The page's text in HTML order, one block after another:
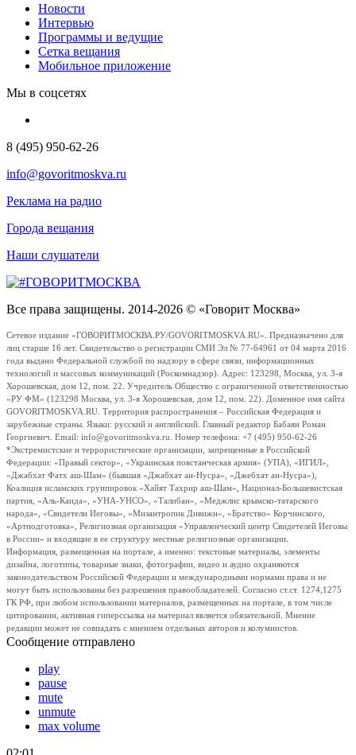
Новости
Интервью
Программы и ведущие
Сетка вещания
Мобильное приложение
Мы в соцсетях
8 (495) 950-62-26
info@govoritmoskva.ru
Реклама на радио
Города вещания
Наши слушатели
Все права защищены. 2014-2026 © «Говорит Москва»
Сетевое издание «ГОВОРИТМОСКВА.РУ/GOVORITMOSKVA.RU». Предназначено для
лиц старше 16 лет. Свидетельство о регистрации СМИ Эл № 77-64961 от 04 марта 2016
года выдано Федеральной службой по надзору в сфере связи, информационных
технологий и массовых коммуникаций (Роскомнадзор). Адрес: 123298, Москва, ул. 3-я
Хорошевская, дом 12, пом. 22. Учредитель Общество с ограниченной ответственностью
«РУ ФМ» (123298 Москва, ул. 3-я Хорошевская, дом 12, пом. 22). Доменное имя сайта
GOVORITMOSKVA.RU. Территория распространения – Российская Федерация и
зарубежные страны. Языки: русский и английский. Главный редактор Бабаян Роман
Георгиевич. Email: info@govoritmoskva.ru. Номер телефона: +7 (495) 950-62-26
*Экстремистские и террористические организации, запрещенные в Российской
Федерации: «Правый сектор», «Украинская повстанческая армия» (УПА), «ИГИЛ»,
«Джабхат Фатх аш-Шам» (бывшая «Джабхат ан-Нусра», «Джебхат ан-Нусра»),
Коалиция исламских группировок «Хайят Тахрир аш-Шам», Национал-Большевистская
партия, «Аль-Каида», «УНА-УНСО», «Талибан», «Меджлис крымско-татарского
народа», «Свидетели Иеговы», «Мизантропик Дивижн», «Братство» Корчинского,
«Артподготовка», Религиозная организация «Управленческий центр Свидетелей Иеговы
в России» и входящие в ее структуру местные религиозные организации.
Информация, размещенная на портале, а именно: текстовые материалы, элементы
дизайна, логотипы, товарные знаки, фотографии, видео и аудио охраняются
законодательством Российской Федерации и международными нормами права и не
могут быть использованы без разрешения правообладателей. Согласно ст.ст. 1274,1275
ГК РФ, при любом использовании материалов, размещенных на портале, в том числе
цитировании, активная гиперссылка на материал является обязательной. Мнение
редакции может не совпадать с мнением отдельных авторов и колумнистов.
Сообщение отправлено
play
pause
mute
unmute
max volume